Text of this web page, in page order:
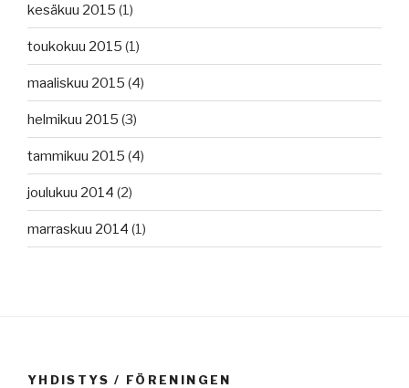
kesäkuu 2015 (1)
toukokuu 2015 (1)
maaliskuu 2015 (4)
helmikuu 2015 (3)
tammikuu 2015 (4)
joulukuu 2014 (2)
marraskuu 2014 (1)
YHDISTYS / FÖRENINGEN